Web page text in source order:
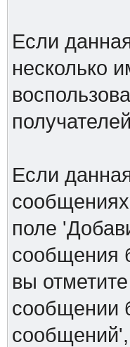
Если
несколько
Если
поле
сообщения
вы
сообщении